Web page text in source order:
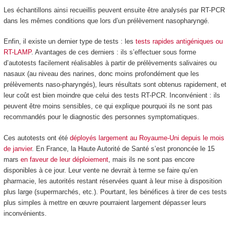
Les échantillons ainsi recueillis peuvent ensuite être analysés par RT-PCR
dans les mêmes conditions que lors d’un prélèvement nasopharyngé.
Enfin, il existe un dernier type de tests : les tests rapides antigéniques ou
RT-LAMP. Avantages de ces derniers : ils s’effectuer sous forme
d’autotests facilement réalisables à partir de prélèvements salivaires ou
nasaux (au niveau des narines, donc moins profondément que les
prélèvements naso-pharyngés), leurs résultats sont obtenus rapidement, et
leur coût est bien moindre que celui des tests RT-PCR. Inconvénient : ils
peuvent être moins sensibles, ce qui explique pourquoi ils ne sont pas
recommandés pour le diagnostic des personnes symptomatiques.
Ces autotests ont été déployés largement au Royaume-Uni depuis le mois
de janvier. En France, la Haute Autorité de Santé s’est prononcée le 15
mars en faveur de leur déploiement, mais ils ne sont pas encore
disponibles à ce jour. Leur vente ne devrait à terme se faire qu’en
pharmacie, les autorités restant réservées quant à leur mise à disposition
plus large (supermarchés, etc.). Pourtant, les bénéfices à tirer de ces tests
plus simples à mettre en œuvre pourraient largement dépasser leurs
inconvénients.